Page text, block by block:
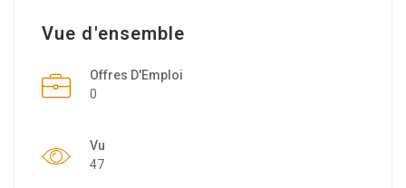
Vue d'ensemble
Offres D'Emploi
0
Vu
47